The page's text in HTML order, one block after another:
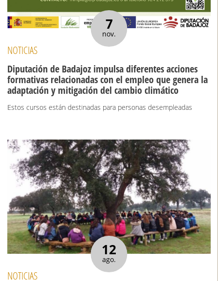
7
nov.
NOTICIAS
Diputación de Badajoz impulsa diferentes acciones
formativas relacionadas con el empleo que genera la
adaptación y mitigación del cambio climático
Estos cursos están destinadas para personas desempleadas
12
ago.
NOTICIAS